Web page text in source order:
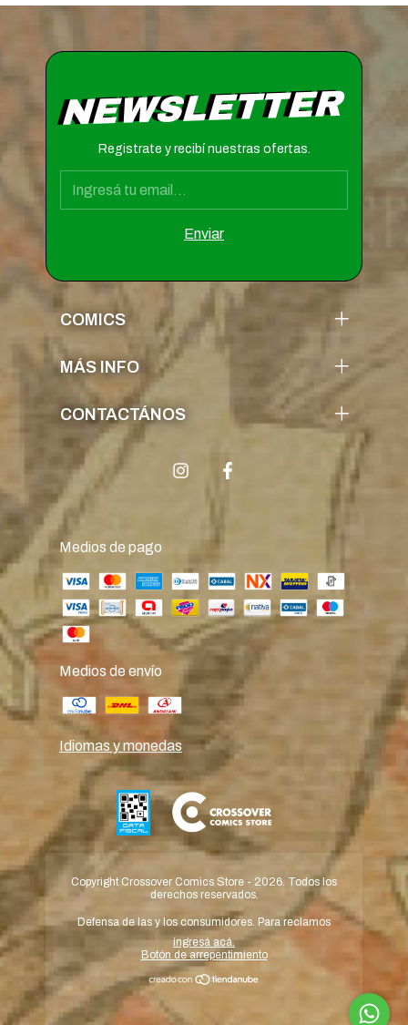
NEWSLETTER
Registrate y recibí nuestras ofertas.
COMICS
MÁS INFO
CONTACTÁNOS
Medios de pago
Medios de envío
Idiomas y monedas
Copyright Crossover Comics Store - 2026. Todos los
derechos reservados.
Defensa de las y los consumidores. Para reclamos
ingresá acá.
Botón de arrepentimiento